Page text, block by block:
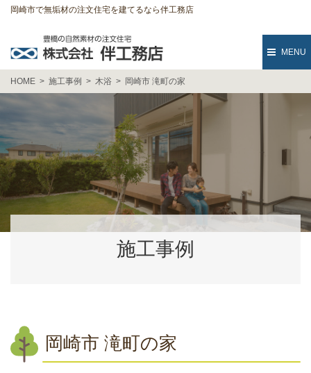
岡崎市で無垢材の注文住宅を建てるなら伴工務店
MENU
HOME 施工事例 木浴 岡崎市 滝町の家
施工事例
岡崎市 滝町の家